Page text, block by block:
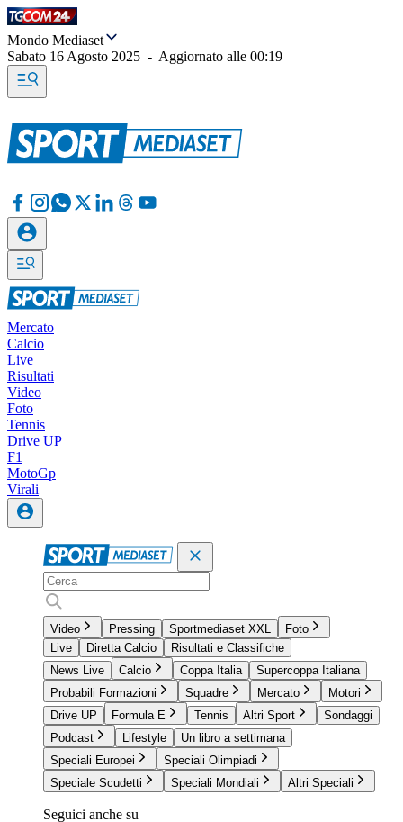
Mondo Mediaset
Sabato 16 Agosto 2025 - Aggiornato alle 00:19
Mercato
Calcio
Live
Risultati
Video
Foto
Tennis
Drive UP
F1
MotoGp
Virali
Video Pressing Sportmediaset XXL
Foto
Live
Diretta Calcio
Risultati e Classifiche
News Live
Calcio Coppa Italia
Supercoppa Italiana
Probabili Formazioni
Squadre Mercato
Motori
Drive UP
Formula E Tennis Altri Sport
Sondaggi
Podcast
Lifestyle
Un libro a settimana
Speciali Europei
Speciali Olimpiadi
Speciale Scudetti
Speciali Mondiali Altri Speciali
Seguici anche su